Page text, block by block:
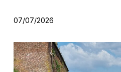
07/07/2026